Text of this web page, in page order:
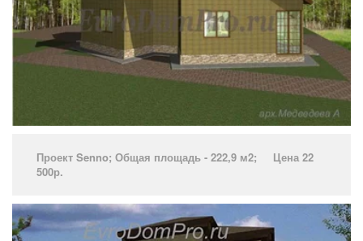
Проект Senno­; Общая площадь - 222,9 м2; Цена 22
500р.